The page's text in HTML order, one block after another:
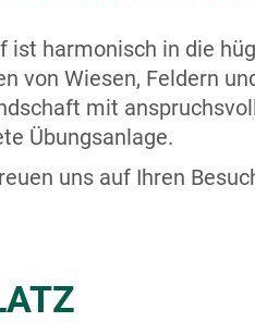
harmonisch in die
von Wiesen, Feldern
mit
Übungsanlage.
uns auf Ihren